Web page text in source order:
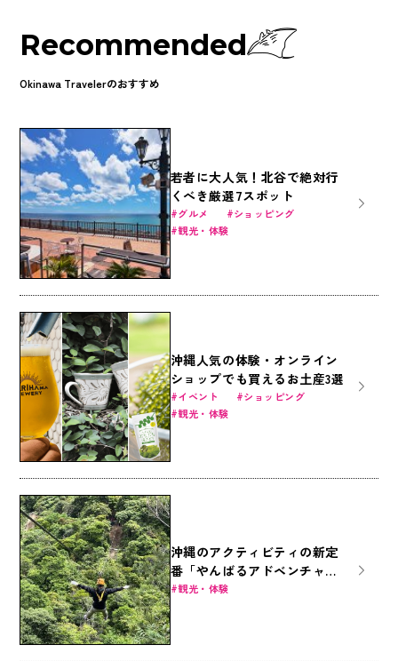
Recommended
Okinawa Travelerのおすすめ
若者に大人気！北谷で絶対行
くべき厳選7スポット
グルメ
ショッピング
観光・体験
沖縄人気の体験・オンライン
ショップでも買えるお土産3選
イベント
ショッピング
観光・体験
沖縄のアクティビティの新定
番「やんばるアドベンチャー
フィールド」でジップライン
観光・体験